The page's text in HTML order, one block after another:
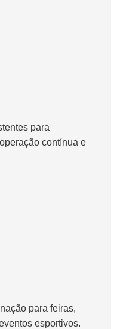
para
contínua e
para feiras,
esportivos.